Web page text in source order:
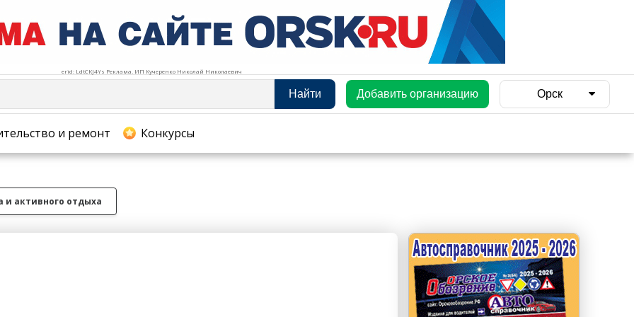
erid: LdtCKJ4Ys Реклама. ИП Кучеренко Николай Николаевич
Найти Добавить организацию Орск
и ремонт Конкурсы
и активного отдыха